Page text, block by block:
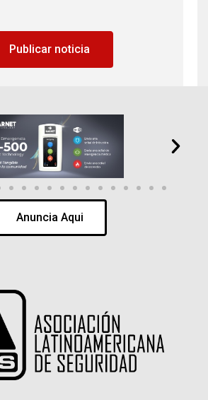
Publicar noticia
Anuncia Aqui